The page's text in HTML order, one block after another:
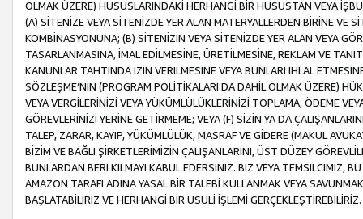
OLMAK ÜZERE) HUSUSLARINDAKİ HERHANGİ BİR HUSUSTAN VEYA
(A) SİTENİZE VEYA SİTENİZDE YER ALAN MATERYALLERDEN BİRİNE VE
KOMBİNASYONUNA; (B) SİTENİZİN VEYA SİTENİZDE YER ALAN VEYA
TASARLANMASINA, İMAL EDİLMESİNE, ÜRETİLMESİNE, REKLAM VE
KANUNLAR TAHTINDA İZİN VERİLMESİNE VEYA BUNLARI İHLAL
SÖZLEŞME’NİN (PROGRAM POLİTİKALARI DA DAHİL OLMAK ÜZERE)
VEYA VERGİLERİNİZİ VEYA YÜKÜMLÜLÜKLERİNİZİ TOPLAMA, ÖDEME
GÖREVLERİNİZİ YERİNE GETİRMEME; VEYA (F) SİZİN YA DA
TALEP, ZARAR, KAYIP, YÜKÜMLÜLÜK, MASRAF VE GİDERE (MAKUL
BİZİM VE BAĞLI ŞİRKETLERİMİZİN ÇALIŞANLARINI, ÜST DÜZEY
BUNLARDAN BERİ KILMAYI KABUL EDERSİNİZ. BİZ VEYA TEMSİLCİMİZ,
AMAZON TARAFI ADINA YASAL BİR TALEBİ KULLANMAK VEYA
BAŞLATABİLİRİZ VE HERHANGİ BİR USULİ İŞLEMİ GERÇEKLEŞTİREBİLİRİZ.